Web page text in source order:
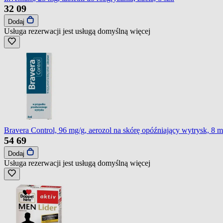
32 09
Dodaj
Usługa rezerwacji jest usługą domyślną więcej
Bravera Control, 96 mg/g, aerozol na skórę opóźniający wytrysk, 8
54 69
Dodaj
Usługa rezerwacji jest usługą domyślną więcej